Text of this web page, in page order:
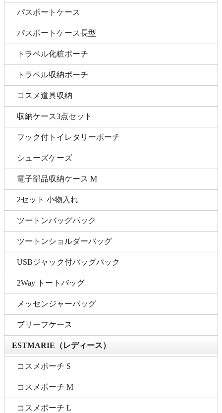
パスポートケース
パスポートケース長型
トラベル化粧ポーチ
トラベル収納ポーチ
コスメ道具収納
収納ケース3点セット
フック付トイレタリーポーチ
シューズケーズ
電子部品収納ケース M
2セット 小物入れ
ツートンバッグパック
ツートンショルダーバッグ
USBジャック付バッグパック
2Way トートバッグ
メッセンジャーバッグ
ブリーフケース
ESTMARIE（レディース）
コスメポーチ S
コスメポーチ M
コスメポーチ L